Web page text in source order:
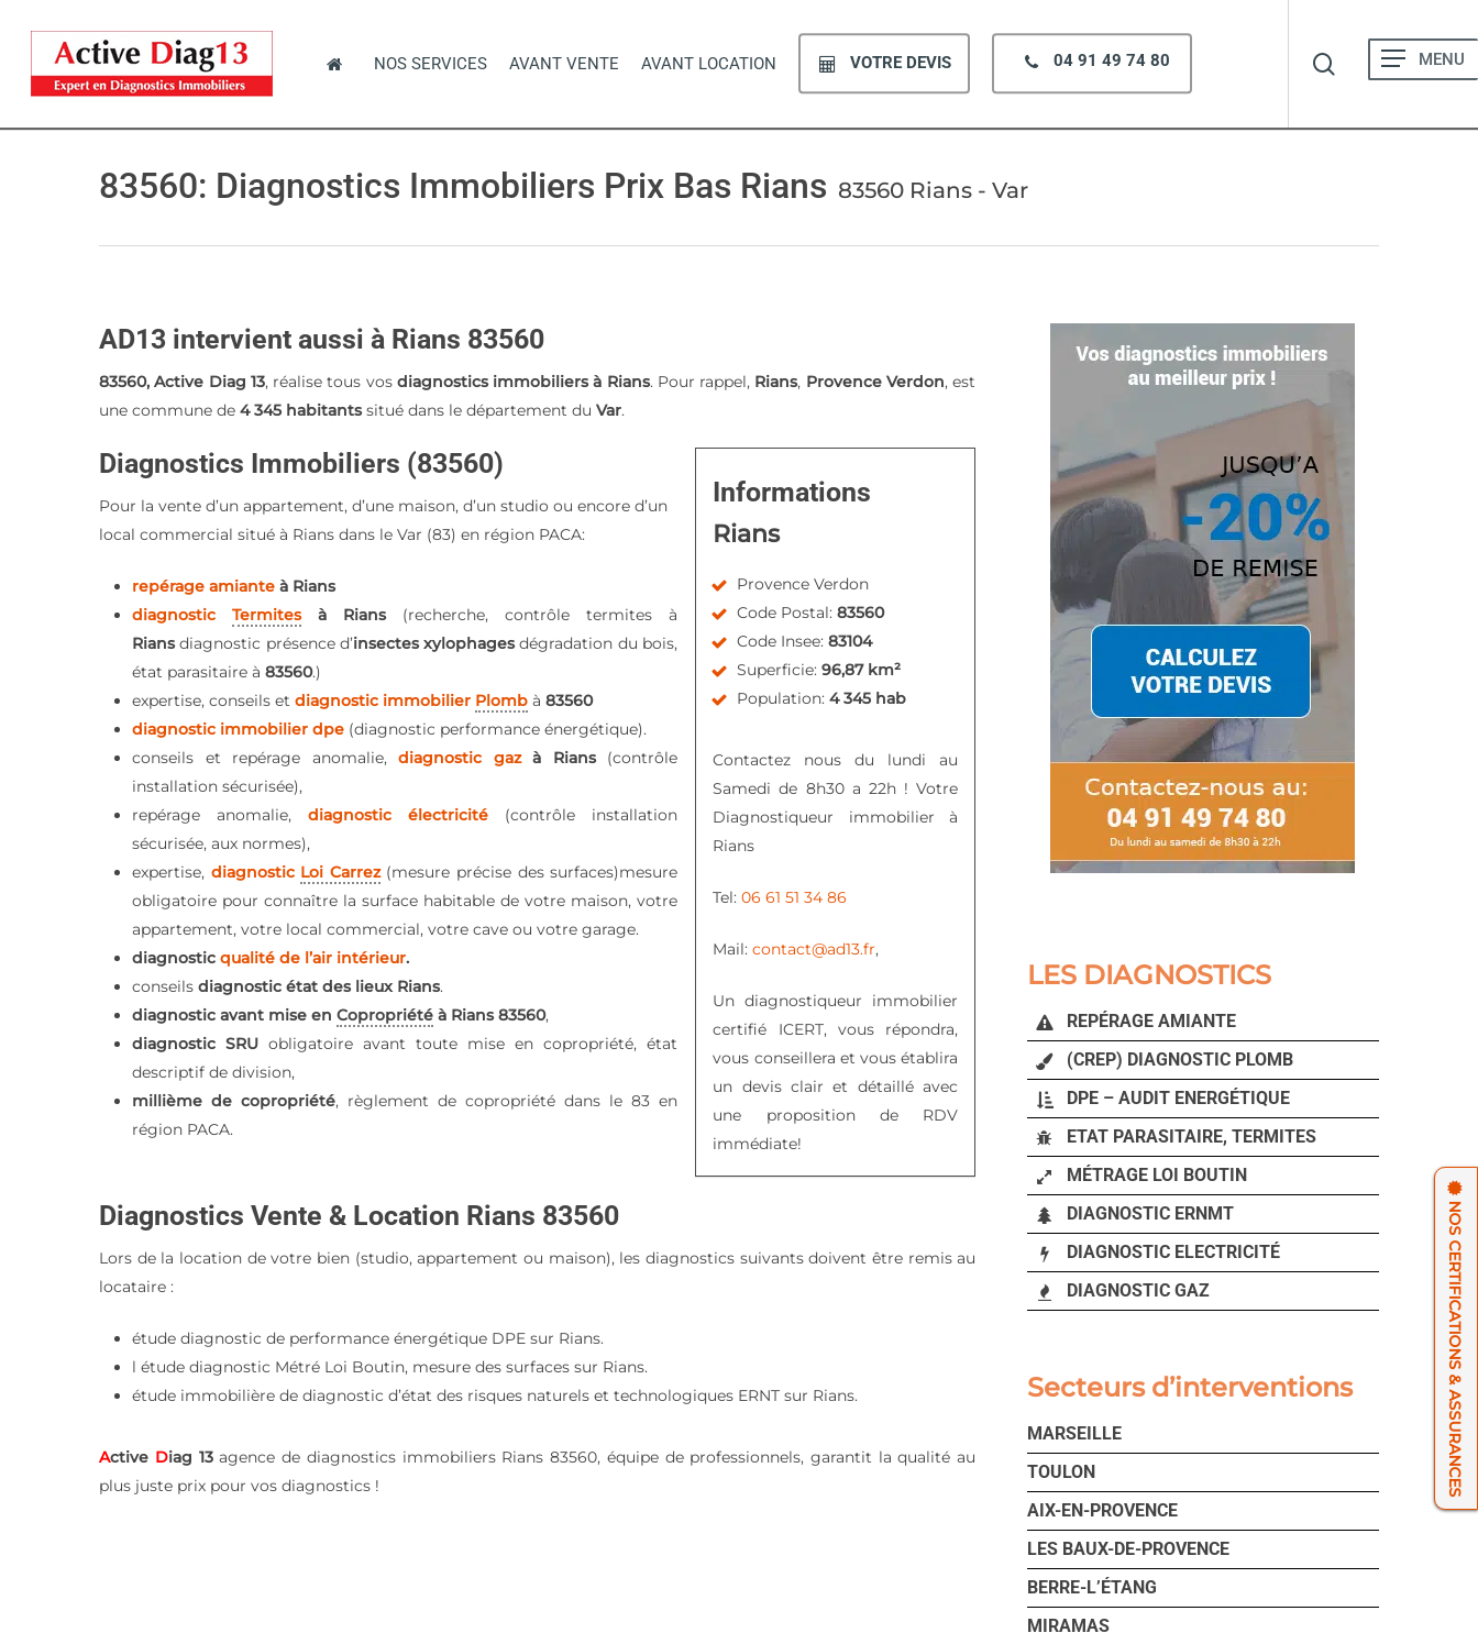
main
content
Hit enter to search or ESC to close
NOS SERVICES AVANT VENTE AVANT LOCATION VOTRE DEVIS 04 91 49 74 80 search
Menu
83560: Diagnostics Immobiliers Prix Bas Rians 83560 Rians - Var
AD13 intervient aussi à Rians 83560
83560, Active Diag 13, réalise tous vos diagnostics immobiliers à Rians. Pour rappel, Rians, Provence Verdon, est
une commune de4 345 habitantssitué dans le département duVar.
Diagnostics Immobiliers (83560)
Pour la vente d’un appartement, d’une maison, d’un studio ou encore d’un
local commercial situé à Rians dans le Var (83) en région PACA:
repérage amiante à Rians
diagnosticTermitesà Rians (recherche, contrôle termites à
Riansdiagnostic présence d’insectes xylophagesdégradation du bois,
état parasitaire à83560.)
expertise, conseils etdiagnostic immobilier Plomb à83560
diagnostic immobilier dpe (diagnostic performance énergétique).
conseils et repérage anomalie,diagnostic gazà Rians (contrôle
installation sécurisée),
repérage anomalie,diagnostic électricité (contrôle installation
sécurisée, aux normes),
expertise, diagnostic Loi Carrez (mesure précise des surfaces)mesure
obligatoire pour connaître la surface habitable de votre maison, votre
appartement, votre local commercial, votre cave ou votre garage.
diagnosticqualité de l’air intérieur.
conseilsdiagnostic état des lieux Rians.
diagnostic avant mise enCopropriété à Rians 83560,
diagnostic SRUobligatoire avant toute mise en copropriété, état
descriptif de division,
millième de copropriété, règlement de copropriété dans le 83 en
région PACA.
Informations
Rians
Provence Verdon
Code Postal:83560
Code Insee:83104
Superficie:96,87 km²
Population:4 345 hab
Contactez nous du lundi au
Samedi de 8h30 a 22h ! Votre
Diagnostiqueur immobilier à
Rians
Tel:06 61 51 34 86
Mail:contact@ad13.fr,
Un diagnostiqueur immobilier
certifié ICERT, vous répondra,
vous conseillera et vous établira
un devis clair et détaillé avec
une proposition de RDV
immédiate!
Diagnostics Vente & Location Rians 83560
Lors de la location de votre bien (studio, appartement ou maison), les diagnostics suivants doivent être remis au
locataire :
étude diagnostic de performance énergétique DPE sur Rians.
l étude diagnostic Métré Loi Boutin, mesure des surfaces sur Rians.
étude immobilière de diagnostic d’état des risques naturels et technologiques ERNT sur Rians.
Active Diag 13agence de diagnostics immobiliers Rians 83560, équipe de professionnels, garantit la qualité au
plus juste prix pour vos diagnostics !
LES DIAGNOSTICS
REPÉRAGE AMIANTE
(CREP) DIAGNOSTIC PLOMB
DPE – AUDIT ENERGÉTIQUE
ETAT PARASITAIRE, TERMITES
MÉTRAGE LOI BOUTIN
DIAGNOSTIC ERNMT
DIAGNOSTIC ELECTRICITÉ
DIAGNOSTIC GAZ
NOS CERTIFICATIONS & ASSURANCES
Secteurs d’interventions
MARSEILLE
TOULON
AIX-EN-PROVENCE
LES BAUX-DE-PROVENCE
BERRE-L’ÉTANG
MIRAMAS